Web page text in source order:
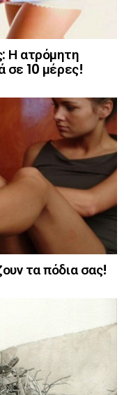
Η ατρόμητη
σε 10 μέρες!
τα πόδια σας!